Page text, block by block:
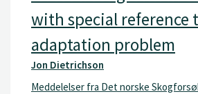
with special reference
adaptation problem
Jon Dietrichson
Meddelelser fra Det norske